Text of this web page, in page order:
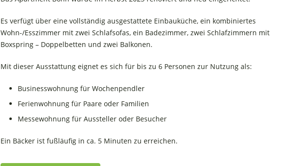
Es verfügt über eine vollständig ausgestattete Einbauküche, ein kombiniertes
Wohn-/Esszimmer mit zwei Schlafsofas, ein Badezimmer, zwei Schlafzimmern mit
Boxspring – Doppelbetten und zwei Balkonen.
Mit dieser Ausstattung eignet es sich für bis zu 6 Personen zur Nutzung als:
Businesswohnung für Wochenpendler
Ferienwohnung für Paare oder Familien
Messewohnung für Aussteller oder Besucher
Ein Bäcker ist fußläufig in ca. 5 Minuten zu erreichen.